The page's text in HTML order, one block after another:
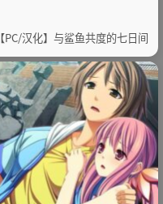
【PC/汉化】与鲨鱼共度的七日间